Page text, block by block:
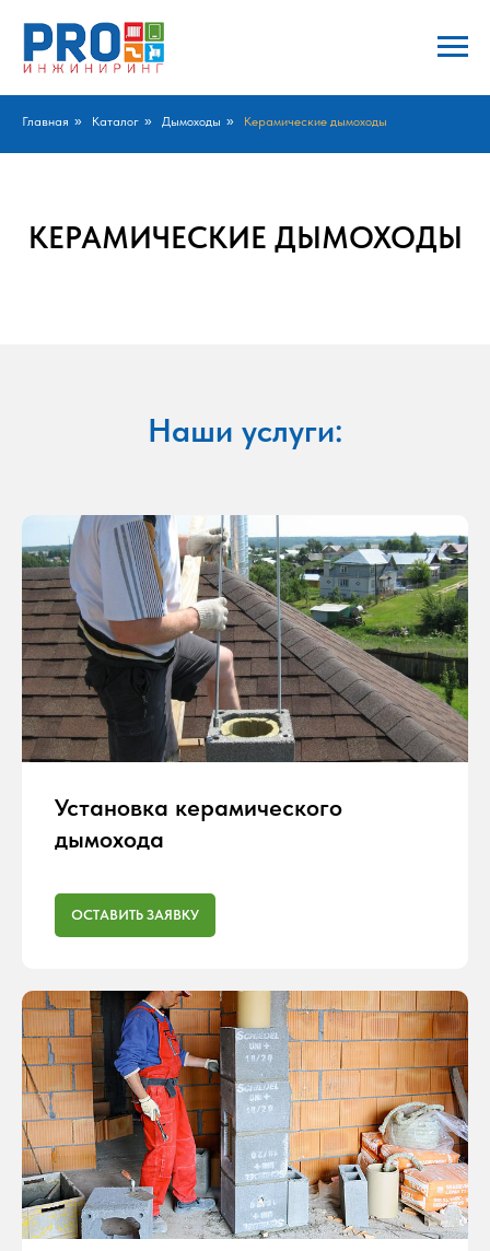
Главная » Каталог » Дымоходы » Керамические дымоходы
КЕРАМИЧЕСКИЕ ДЫМОХОДЫ
Наши услуги:
Установка керамического
дымохода
ОСТАВИТЬ ЗАЯВКУ